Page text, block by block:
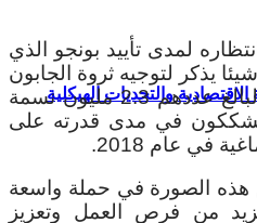
والتحديات الهيكلية
لمدى تأييد بونجو الذي
يذكر لتوجيه ثروة الجابون
النفطية نحو ثلث سكانها البالغ عددهم 2.3 مليون نسمة
في مدى قدرته على
في عام 2018.
الصورة في حملة واسعة
من فرص العمل وتعزيز